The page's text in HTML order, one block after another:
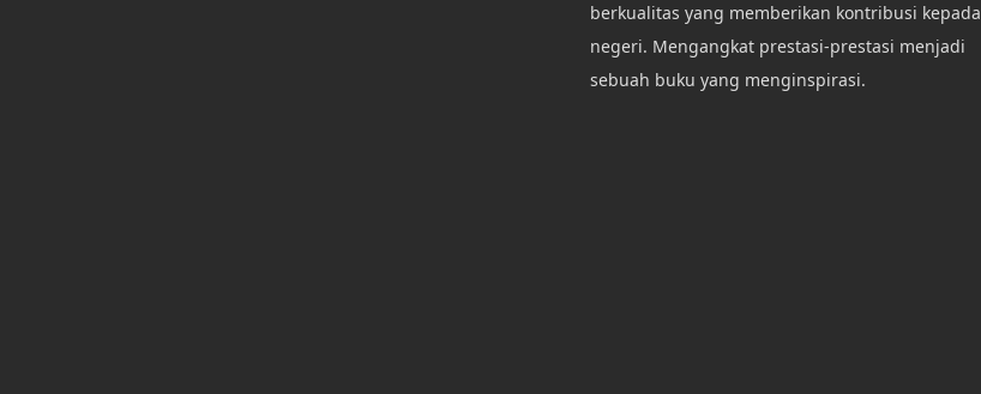
berkualitas yang memberikan kontribusi kepada
negeri. Mengangkat prestasi-prestasi menjadi
sebuah buku yang menginspirasi.